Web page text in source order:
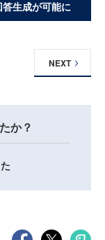
生成が可能に
NEXT
か？